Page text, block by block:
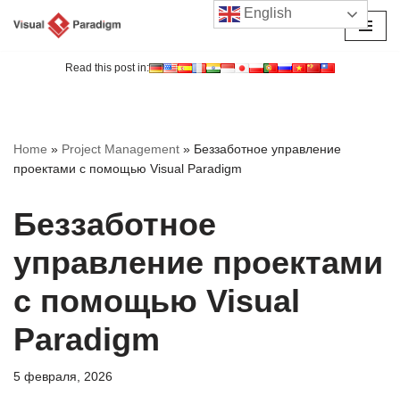
Read this post in:
Home » Project Management » Беззаботное управление
проектами с помощью Visual Paradigm
Беззаботное
управление проектами
с помощью Visual
Paradigm
5 февраля, 2026
English